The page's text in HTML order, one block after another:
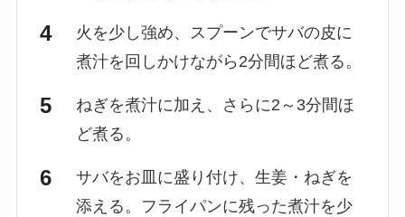
火を少し強め、スプーンでサバの皮に
煮汁を回しかけながら2分間ほど煮る。
ねぎを煮汁に加え、さらに2～3分間ほ
ど煮る。
サバをお皿に盛り付け、生姜・ねぎを
添える。フライパンに残った煮汁を少